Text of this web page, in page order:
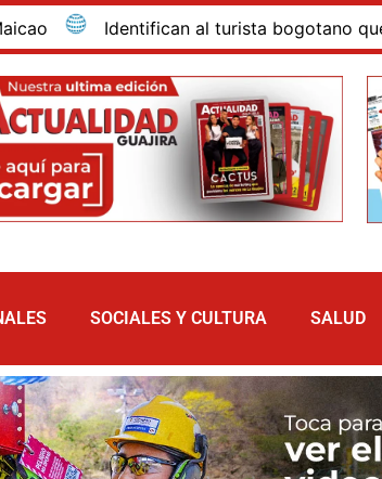
Identifican al turista bogotano que murió
SOCIALES Y CULTURA SALUD